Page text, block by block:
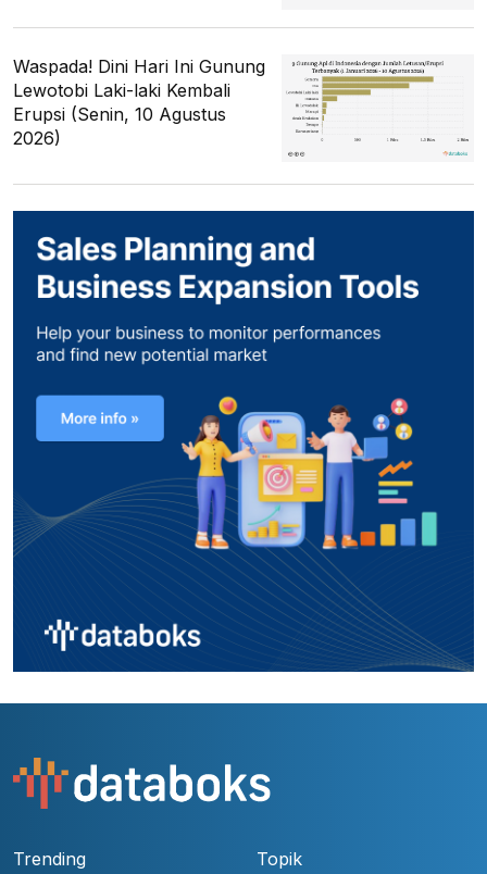
Waspada! Dini Hari Ini Gunung
Lewotobi Laki-laki Kembali
Erupsi (Senin, 10 Agustus
2026)
Trending Topik